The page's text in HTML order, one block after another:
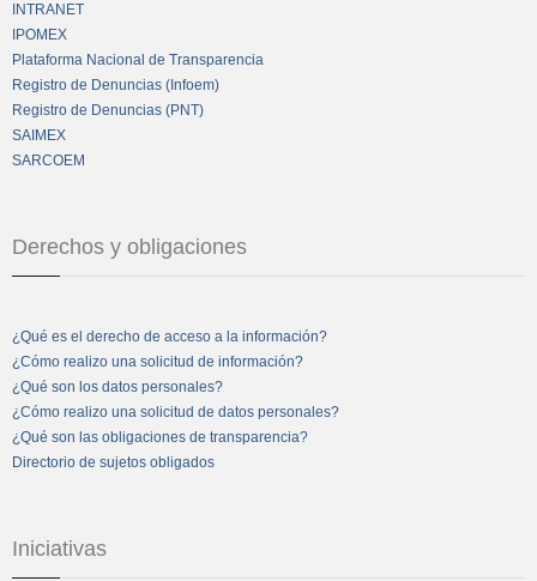
INTRANET
IPOMEX
Plataforma Nacional de Transparencia
Registro de Denuncias (Infoem)
Registro de Denuncias (PNT)
SAIMEX
SARCOEM
Derechos y obligaciones
¿Qué es el derecho de acceso a la información?
¿Cómo realizo una solicitud de información?
¿Qué son los datos personales?
¿Cómo realizo una solicitud de datos personales?
¿Qué son las obligaciones de transparencia?
Directorio de sujetos obligados
Iniciativas